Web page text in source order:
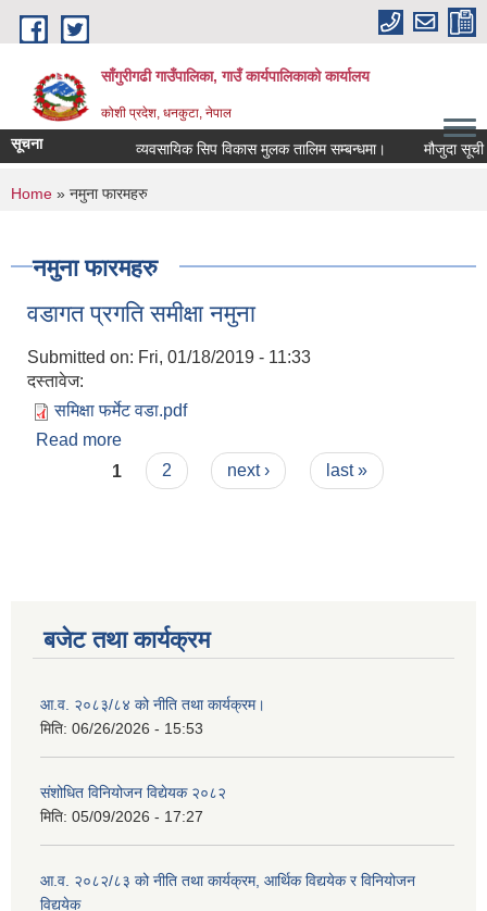
Skip to main content
साँगुरीगढी गाउँपालिका, गाउँ कार्यपालिकाको कार्यालय
कोशी प्रदेश, धनकुटा, नेपाल
सूचना व्यवसायिक सिप विकास मुलक तालिम सम्बन्धमा। मौजुदा सूची
You are here
Home » नमुना फारमहरु
नमुना फारमहरु
वडागत प्रगति समीक्षा नमुना
Submitted on: Fri, 01/18/2019 - 11:33
दस्तावेज:
समिक्षा फर्मेट वडा.pdf
Read more
Pages
1 2 next › last »
बजेट तथा कार्यक्रम
आ.व. २०८३/८४ को नीति तथा कार्यक्रम।
मिति: 06/26/2026 - 15:53
संशोधित विनियोजन विद्येयक २०८२
मिति: 05/09/2026 - 17:27
आ.व. २०८२/८३ को नीति तथा कार्यक्रम, आर्थिक विद्ययेक र विनियोजन
विद्ययेक